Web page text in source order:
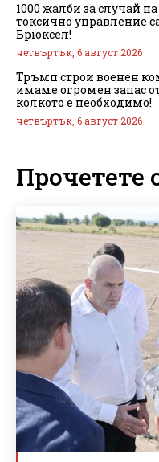
1000 жалби за случай
токсично управление
Брюксел!
четвъртък, 6 август 2026
Тръмп строи военен
имаме огромен запас
колкото е необходимо!
четвъртък, 6 август 2026
Прочетете